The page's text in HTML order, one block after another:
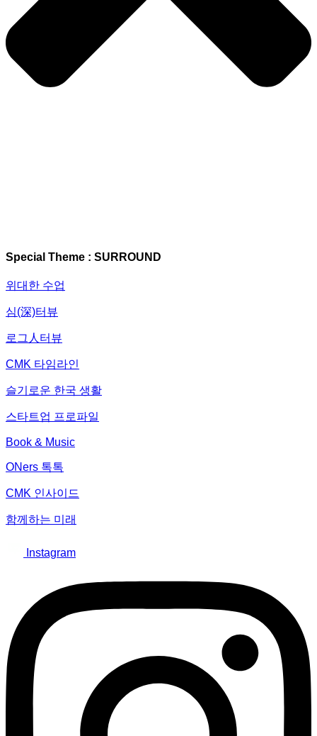
Special Theme : SURROUND
위대한 수업
심(深)터뷰
로그人터뷰
CMK 타임라인
슬기로운 한국 생활
스타트업 프로파일
Book & Music
ONers 톡톡
CMK 인사이드
함께하는 미래
Instagram